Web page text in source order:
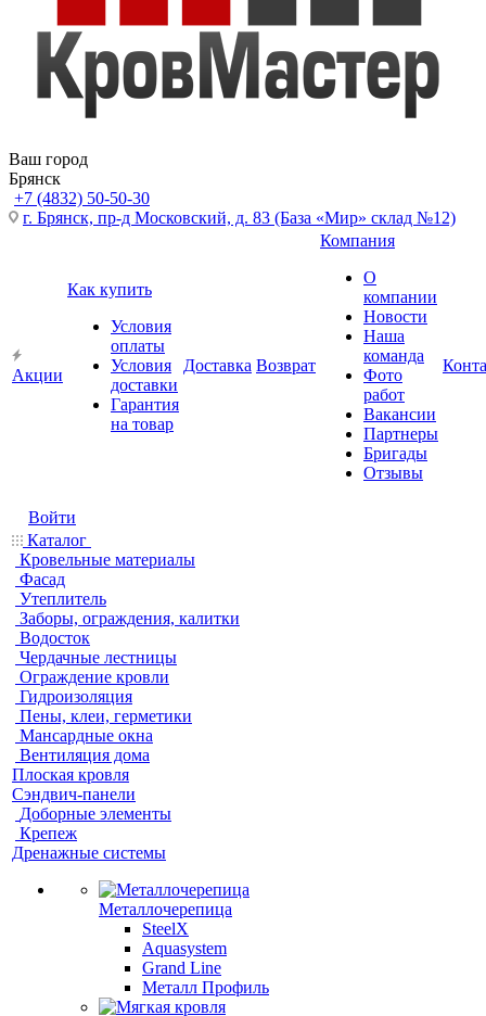
Ваш город
Брянск
+7 (4832) 50-50-30
г. Брянск, пр-д Московский, д. 83 (База «Мир» склад №12)
Акции
Как купить
Условия
оплаты
Условия
доставки
Гарантия
на товар
Доставка Возврат
Компания
О
компании
Новости
Наша
команда
Фото
работ
Вакансии
Партнеры
Бригады
Отзывы
Войти
Каталог
Кровельные материалы
Фасад
Утеплитель
Заборы, ограждения, калитки
Водосток
Чердачные лестницы
Ограждение кровли
Гидроизоляция
Пены, клеи, герметики
Мансардные окна
Вентиляция дома
Плоская кровля
Сэндвич-панели
Доборные элементы
Крепеж
Дренажные системы
Металлочерепица
SteelX
Aquasystem
Grand Line
Металл Профиль